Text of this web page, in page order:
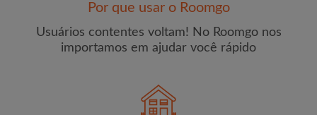
Gostaria de receber ofertas exclusivas e atualizações de
conta por e-mail
Por que usar o Roomgo
Usuários contentes voltam! No Roomgo nos
importamos em ajudar você rápido